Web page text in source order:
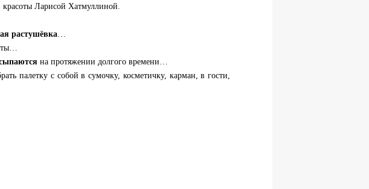
красоты Ларисой Хатмуллиной.
растушёвка…
на протяжении долгого времени…
палетку с собой в сумочку, косметичку, карман, в гости,